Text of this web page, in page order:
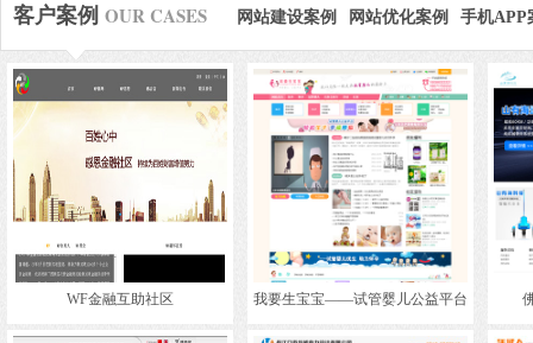
客户案例 OUR CASES 网站建设案例 网站优化案例 手机APP
WF金融互助社区 我要生宝宝——试管婴儿公益平台